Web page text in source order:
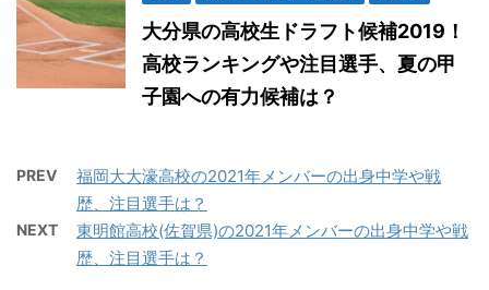
大分県の高校生ドラフト候補2019！
高校ランキングや注目選手、夏の甲
子園への有力候補は？
PREV
福岡大大濠高校の2021年メンバーの出身中学や戦
歴、注目選手は？
NEXT
東明館高校(佐賀県)の2021年メンバーの出身中学や戦
歴、注目選手は？